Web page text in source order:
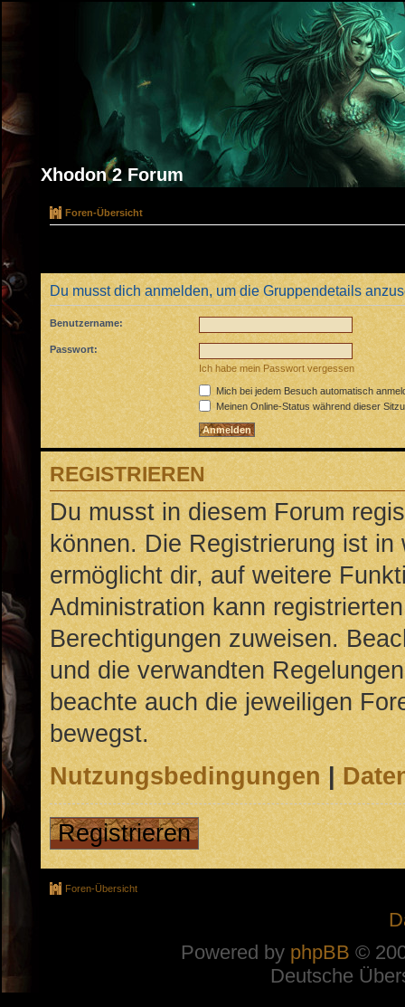
Xhodon 2 Forum
Foren-Übersicht
Du musst dich anmelden, um die Gruppendetails
Benutzername:
Passwort:
Ich habe mein Passwort vergessen
Mich bei jedem Besuch automatisch
Meinen Online-Status während dieser
REGISTRIEREN
Du musst in diesem Forum
können. Die Registrierung ist
ermöglicht dir, auf weitere
Administration kann
Berechtigungen zuweisen.
und die verwandten
beachte auch die jeweiligen
bewegst.
Nutzungsbedingungen|
Registrieren
Foren-Übersicht
Powered by phpBB ©
Deutsche